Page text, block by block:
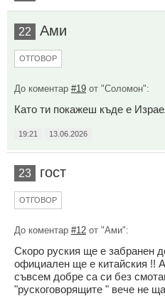
22 Ами
ОТГОВОР
До коментар #19 от "Соломон":
Като ти покажеш къде е
19:21 13.06.2026
23 гост
ОТГОВОР
До коментар #12 от "Ами":
Скоро руския ще е забранен
официален ще е китайския !!
съвсем добре са си без
"рускоговорящите " вече не